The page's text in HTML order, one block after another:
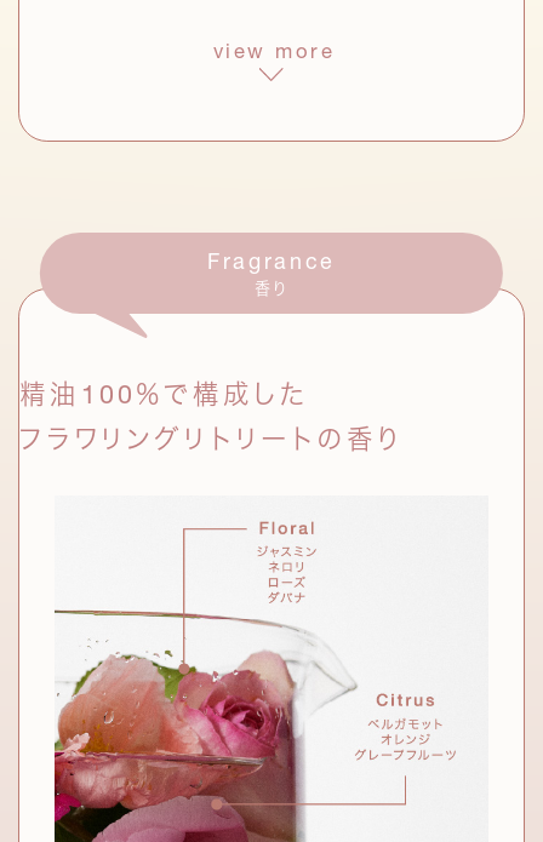
発酵液*3
ハトムギ種子発酵液
スキンケアに多く用いられる素材・ハト
をサポートする力をもつ。
サイエンス成分
小麦やライ麦などの穀類や酵母に含
まれる天然由来の酸。誘導体を配合
し、穏やかな使用感に。
ナイアシンアミド
ビタミンB3と呼ばれるビタミンB群
の一種。さまざまな美肌作用をもつ
ことで知られる。
ヒト型ナノセラミド
肌に欠かせない保湿成分のひとつで
あるセラミド。3種のヒト型セラミドを
クレンジング オイル
シリーズ共通の3種を含む
合計5種のヒト型セラミドをナノカプセル化。
お手入れのスタート段階で角層に届けることで、
うるおいを抱え込める肌が持続。
エッセンス ウォーター
発酵液ナノカプセル
シリーズ共通成分である2種の発酵液を、
セラミドとともにカプセル化。
角層のすみずみまでなじんでうるおいを長時間保ち、
肌本来の美肌菌をサポート。
*10セラミドNG、セラミドNP、セラミドAP、
セラミドAG、セラミドEOP(保湿)
乳酸桿菌/ハイビスカス花発酵液、
view more
Fragrance
香り
精油100％で構成した
フラワリングリトリートの香り